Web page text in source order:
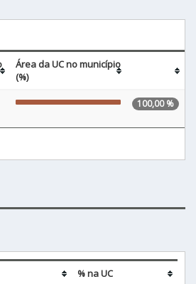
Área da UC no município
(%)
100,00 %
% na UC